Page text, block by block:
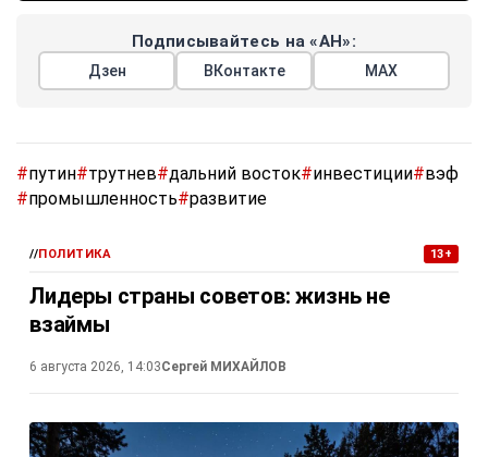
Подписывайтесь на «АН»:
Дзен ВКонтакте МАХ
#путин#трутнев#дальний восток#инвестиции#вэф
#промышленность#развитие
//ПОЛИТИКА 13+
Лидеры страны советов: жизнь не
взаймы
6 августа 2026, 14:03Сергей МИХАЙЛОВ